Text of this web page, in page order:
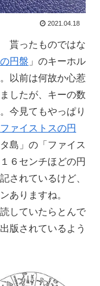
2021.04.18
貰ったものではな
円盤 」のキーホル
以前は何故か心惹
したが、キーの数
今見てもやっぱり
ファイストスの円
島」の「ファイス
６センチほどの円
されているけど、
ありますね。
していたらとんで
版されているよう